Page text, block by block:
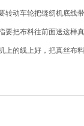
转动车轮把缝纫机底线
要把布料往前面送这样
上的线上好，把真丝布